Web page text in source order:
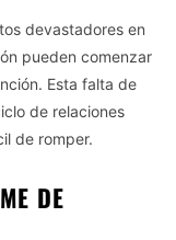
devastadores en
pueden comenzar
Esta falta de
de relaciones
de romper.
DE